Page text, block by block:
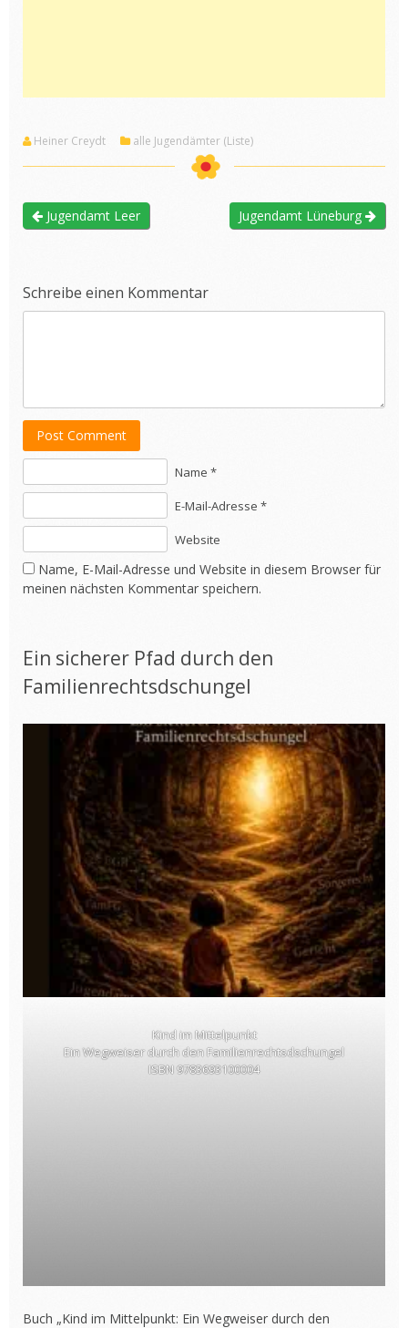
Heiner Creydt alle Jugendämter (Liste)
Jugendamt Leer Jugendamt Lüneburg
Schreibe einen Kommentar
Post Comment
Name *
E-Mail-Adresse *
Website
Name, E-Mail-Adresse und Website in diesem Browser für
meinen nächsten Kommentar speichern.
Ein sicherer Pfad durch den
Familienrechtsdschungel
Kind im Mittelpunkt
Ein Wegweiser durch den Familienrechtsdschungel
ISBN 9783693100004
Buch „Kind im Mittelpunkt: Ein Wegweiser durch den